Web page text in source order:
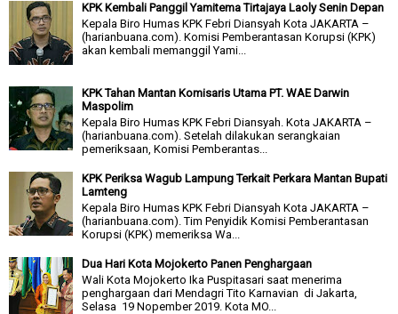
KPK Kembali Panggil Yamitema Tirtajaya Laoly Senin Depan
Kepala Biro Humas KPK Febri Diansyah Kota JAKARTA –
(harianbuana.com). Komisi Pemberantasan Korupsi (KPK)
akan kembali memanggil Yami...
KPK Tahan Mantan Komisaris Utama PT. WAE Darwin
Maspolim
Kepala Biro Humas KPK Febri Diansyah. Kota JAKARTA –
(harianbuana.com). Setelah dilakukan serangkaian
pemeriksaan, Komisi Pemberantas...
KPK Periksa Wagub Lampung Terkait Perkara Mantan Bupati
Lamteng
Kepala Biro Humas KPK Febri Diansyah Kota JAKARTA –
(harianbuana.com). Tim Penyidik Komisi Pemberantasan
Korupsi (KPK) memeriksa Wa...
Dua Hari Kota Mojokerto Panen Penghargaan
Wali Kota Mojokerto Ika Puspitasari saat menerima
penghargaan dari Mendagri Tito Karnavian di Jakarta,
Selasa 19 Nopember 2019. Kota MO...